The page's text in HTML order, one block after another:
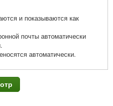
и показываются как
почты автоматически
автоматически.